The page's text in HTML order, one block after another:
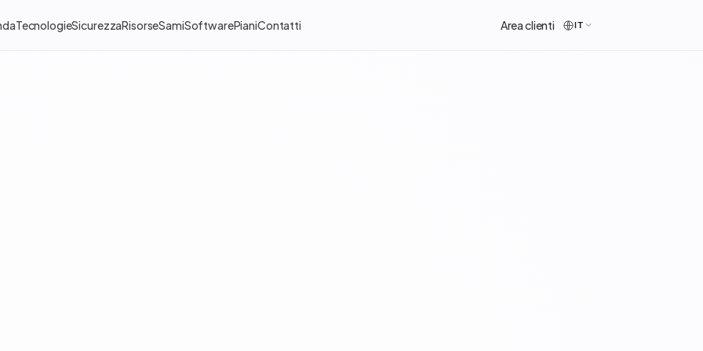
TecnologieSicurezzaRisorseSamiSoftwarePianiContatti Area clienti IT